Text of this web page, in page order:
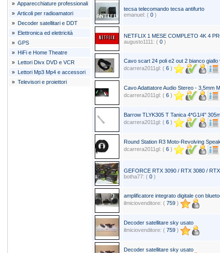
» Apparecchiature professionali
» Articoli per radioamatori
» Decoder satellitari e DDT
» Elettronica ed elettricità
» GPS
» HiFi e Home Theatre
» Lettori Divx DVD e VCR
» Lettori Mp3 Mp4 e accessori
» Televisori e proiettori
tecsa telecomando tecsa antifurto
emanuel: ( 0 )
NETFLIX 1 MESE COMPLETO 4K 4
augusto1111: ( 0 )
Cavo scart 24 poli e2 out 2 bianco giallo
dcarrera2011gl: ( 6 )
Cavo Adattatore Audio Stereo - 3,5mm
dcarrera2011gl: ( 6 )
Barrow TLYK305 T Tanica 4*G1/4"
dcarrera2011gl: ( 6 )
Round Station R3 Moto-Revolving
dcarrera2011gl: ( 6 )
GEFORCE RTX 3090 / RTX 3080 /
botha77: ( 0 )
amplificatore integrato digitale con
ilmiciovenditore: ( 759 )
Decoder satellitare sky usato
ilmiciovenditore: ( 759 )
Decoder satellitare sky usato